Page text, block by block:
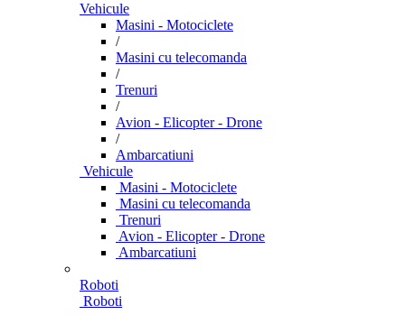
Vehicule
Masini - Motociclete
/
Masini cu telecomanda
/
Trenuri
/
Avion - Elicopter - Drone
/
Ambarcatiuni
Vehicule
Masini - Motociclete
Masini cu telecomanda
Trenuri
Avion - Elicopter - Drone
Ambarcatiuni
Roboti
Roboti